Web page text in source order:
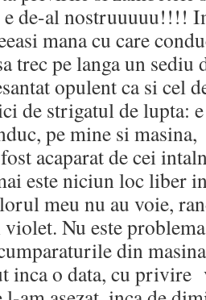
e de-al nostruuuuu!!!!
mana cu care
trec pe langa un sediu
opulent ca si cel
de strigatul de lupta:
pe mine si
acaparat de cei
este niciun loc liber
meu nu au voie,
Nu este
din
inca o data, cu privire